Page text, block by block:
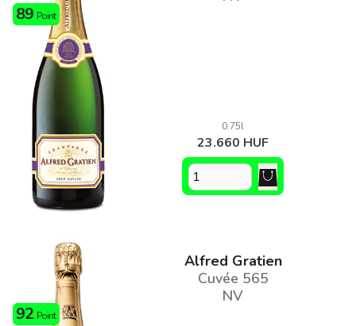
89 Point
0.75l
23.660 HUF
92 Point
Alfred Gratien
Cuvée 565
NV